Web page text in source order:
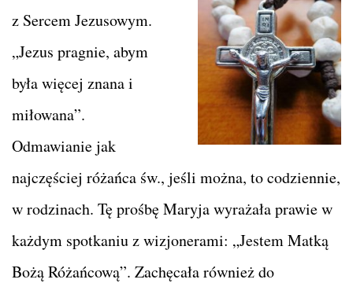
z Sercem Jezusowym.
„Jezus pragnie, abym
była więcej znana i
miłowana”.
Odmawianie jak
najczęściej różańca św., jeśli można, to codziennie,
w rodzinach. Tę prośbę Maryja wyrażała prawie w
każdym spotkaniu z wizjonerami: „Jestem Matką
Bożą Różańcową”. Zachęcała również do